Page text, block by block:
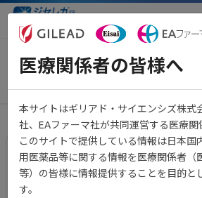
医療関係者向け情報サイト
解説
ジセレカ解説動画
医療関係者の皆様へ
本サイトはギリアド・サイエンシズ株式
社、EAファーマ社が共同運営する医療関
このサイトで提供している情報は日本国
用医薬品等に関する情報を医療関係者（
等）の皆様に情報提供することを目的と
す。